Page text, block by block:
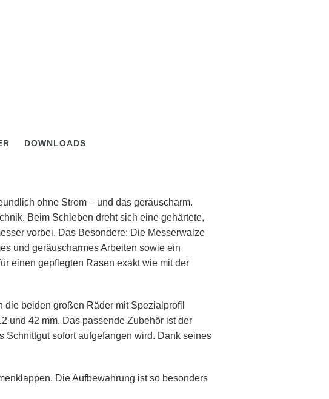
DOWNLOADS
ohne Strom – und das geräuscharm.
Beim Schieben dreht sich eine gehärtete,
vorbei. Das Besondere: Die Messerwalze
und geräuscharmes Arbeiten sowie ein
einen gepflegten Rasen exakt wie mit der
beiden großen Räder mit Spezialprofil
und 42 mm. Das passende Zubehör ist der
Schnittgut sofort aufgefangen wird. Dank seines
Die Aufbewahrung ist so besonders